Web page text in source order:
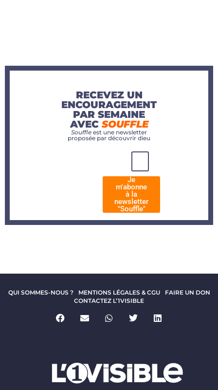
RECEVEZ UN
ENCOURAGEMENT
PAR SEMAINE
AVECSOUFFLE
Souffle est une newsletter
proposée par découvrir dieu
Je
m'abonne
à la
newsletter
"Souffle"
QUI SOMMES-NOUS ? MENTIONS LÉGALES & CGU
FAIRE UN DON
CONTACTEZ L’1VISIBLE